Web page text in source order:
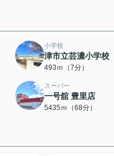
小学校
津市立芸濃小学校
493ｍ（7分）
スーパー
一号舘 豊里店
5435ｍ（68分）